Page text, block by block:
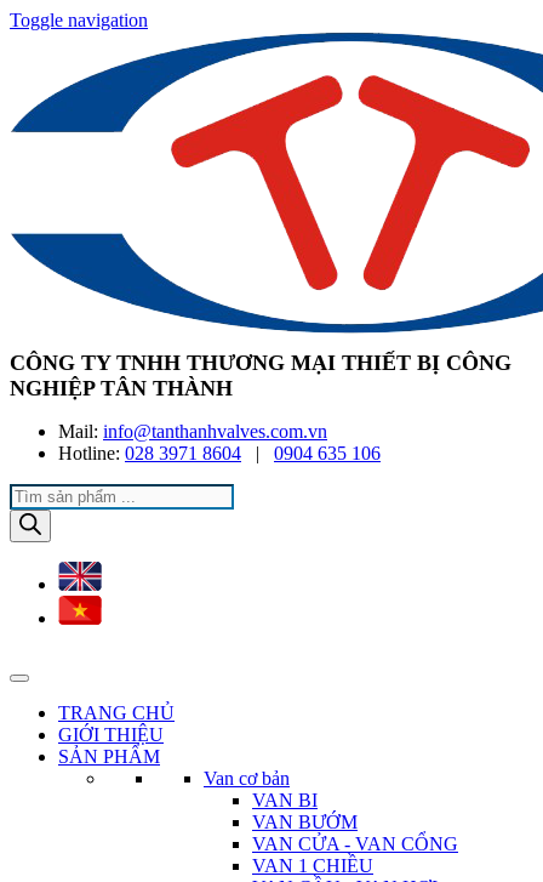
Toggle navigation
CÔNG TY TNHH THƯƠNG MẠI THIẾT BỊ CÔNG
NGHIỆP TÂN THÀNH
Mail: info@tanthanhvalves.com.vn
Hotline: 028 3971 8604 | 0904 635 106
Products
search
TRANG CHỦ
GIỚI THIỆU
SẢN PHẨM
Van cơ bản
VAN BI
VAN BƯỚM
VAN CỬA - VAN CỔNG
VAN 1 CHIỀU